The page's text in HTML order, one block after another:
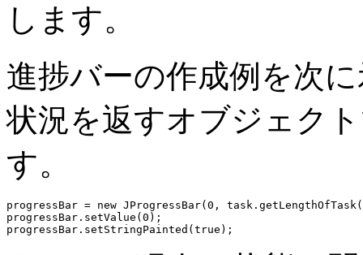
します。
進捗バーの作成例を次
状況を返すオブジェク
す。
progressBar = new JProgressBar(0,
progressBar.setValue(0);